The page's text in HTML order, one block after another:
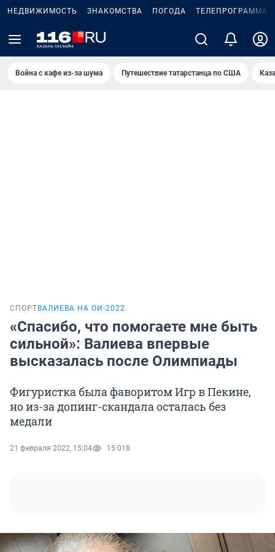
НЕДВИЖИМОСТЬ ЗНАКОМСТВА ПОГОДА ТЕЛЕПРОГРАММА
Война с кафе из-за шума Путешествие татарстанца по США
СПОРТ ВАЛИЕВА НА ОИ-2022
«Спасибо, что помогаете мне быть
сильной»: Валиева впервые
высказалась после Олимпиады
Фигуристка была фаворитом Игр в Пекине,
но из-за допинг-скандала осталась без
медали
21 февраля 2022, 15:04 15 018